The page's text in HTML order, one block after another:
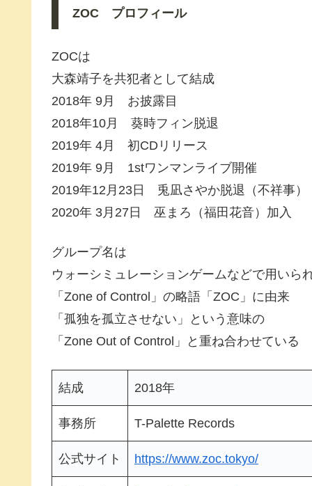
ZOC プロフィール
ZOCは
大森靖子を共犯者として結成
2018年 9月 お披露目
2018年10月 葵時フィン脱退
2019年 4月 初CDリリース
2019年 9月 1stワンマンライブ開催
2019年12月23日 兎凪さやか脱退（不祥事）
2020年 3月27日 巫まろ（福田花音）加入
グループ名は
ウォーシミュレーションゲームなどで用いら
「Zone of Control」の略語「ZOC」に由来
「孤独を孤立させない」という意味の
「Zone Out of Control」と重ね合わせている
結成 2018年
事務所 T-Palette Records
公式サイト https://www.zoc.tokyo/